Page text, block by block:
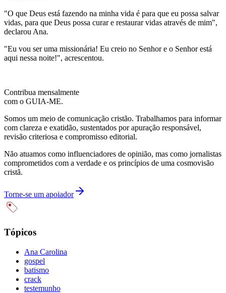
"O que Deus está fazendo na minha vida é para que eu possa salvar
vidas, para que Deus possa curar e restaurar vidas através de mim",
declarou Ana.
"Eu vou ser uma missionária! Eu creio no Senhor e o Senhor está
aqui nessa noite!", acrescentou.
Contribua mensalmente
com o GUIA-ME.
Somos um meio de comunicação cristão. Trabalhamos para informar
com clareza e exatidão, sustentados por apuração responsável,
revisão criteriosa e compromisso editorial.
Não atuamos como influenciadores de opinião, mas como jornalistas
comprometidos com a verdade e os princípios de uma cosmovisão
cristã.
Torne-se um apoiador
Tópicos
Ana Carolina
gospel
batismo
crack
testemunho